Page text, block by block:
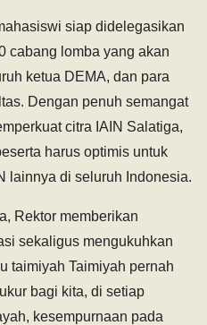
siap didelegasikan
cabang lomba yang akan
ketua DEMA, dan para
Dengan penuh semangat
citra IAIN Salatiga,
harus optimis untuk
lainnya di seluruh Indonesia.
Rektor memberikan
sekaligus mengukuhkan
taimiyah Taimiyah pernah
bagi kita, di setiap
kesempurnaan pada